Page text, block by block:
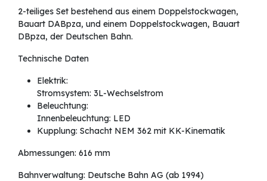
2-teiliges Set bestehend aus einem Doppelstockwagen,
Bauart DABpza, und einem Doppelstockwagen, Bauart
DBpza, der Deutschen Bahn.
Technische Daten
Elektrik:
Stromsystem: 3L-Wechselstrom
Beleuchtung:
Innenbeleuchtung: LED
Kupplung: Schacht NEM 362 mit KK-Kinematik
Abmessungen: 616 mm
Bahnverwaltung: Deutsche Bahn AG (ab 1994)